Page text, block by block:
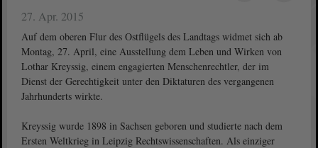
27. Apr. 2015
Auf dem oberen Flur des Ostflügels des Landtags widmet sich ab
Montag, 27. April, eine Ausstellung dem Leben und Wirken von
Lothar Kreyssig, einem engagierten Menschenrechtler, der im
Dienst der Gerechtigkeit unter den Diktaturen des vergangenen
Jahrhunderts wirkte.
Kreyssig wurde 1898 in Sachsen geboren und studierte nach dem
Ersten Weltkrieg in Leipzig Rechtswissenschaften. Als einziger